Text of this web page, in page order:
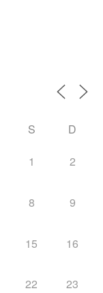
S D
1 2
8 9
15 16
22 23